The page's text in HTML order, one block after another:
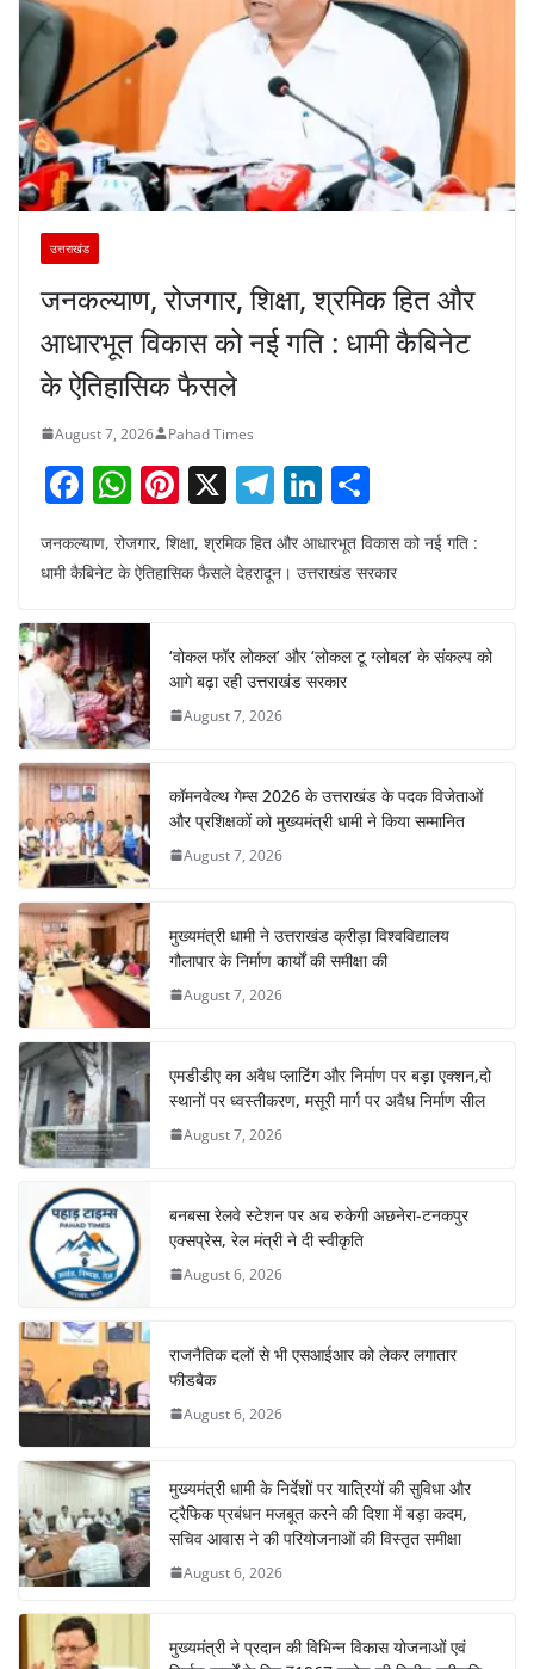
उत्तराखंड
जनकल्याण, रोजगार, शिक्षा, श्रमिक हित और
आधारभूत विकास को नई गति : धामी कैबिनेट
के ऐतिहासिक फैसले
August 7, 2026 Pahad Times
F
c
b
o
o
k
W
at
s
A
p
p
Pi
er
st
X T
el
e
a
m
Li
k
dI
n
h
ar
जनकल्याण, रोजगार, शिक्षा, श्रमिक हित और आधारभूत विकास को नई गति :
धामी कैबिनेट के ऐतिहासिक फैसले देहरादून। उत्तराखंड सरकार
‘वोकल फॉर लोकल’ और ‘लोकल टू ग्लोबल’ के संकल्प को
आगे बढ़ा रही उत्तराखंड सरकार
August 7, 2026
कॉमनवेल्थ गेम्स 2026 के उत्तराखंड के पदक विजेताओं
और प्रशिक्षकों को मुख्यमंत्री धामी ने किया सम्मानित
August 7, 2026
मुख्यमंत्री धामी ने उत्तराखंड क्रीड़ा विश्वविद्यालय
गौलापार के निर्माण कार्यों की समीक्षा की
August 7, 2026
एमडीडीए का अवैध प्लाटिंग और निर्माण पर बड़ा एक्शन,दो
स्थानों पर ध्वस्तीकरण, मसूरी मार्ग पर अवैध निर्माण सील
August 7, 2026
बनबसा रेलवे स्टेशन पर अब रुकेगी अछनेरा-टनकपुर
एक्सप्रेस, रेल मंत्री ने दी स्वीकृति
August 6, 2026
राजनैतिक दलों से भी एसआईआर को लेकर लगातार
फीडबैक
August 6, 2026
मुख्यमंत्री धामी के निर्देशों पर यात्रियों की सुविधा और
ट्रैफिक प्रबंधन मजबूत करने की दिशा में बड़ा कदम,
सचिव आवास ने की परियोजनाओं की विस्तृत समीक्षा
August 6, 2026
मुख्यमंत्री ने प्रदान की विभिन्न विकास योजनाओं एवं